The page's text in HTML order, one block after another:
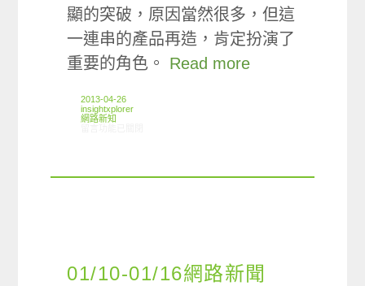
顯的突破，原因當然很多，但這
一連串的產品再造，肯定扮演了
重要的角色。 Read more
2013-04-26
insightxplorer
網路新知
01/10-01/16網路新聞